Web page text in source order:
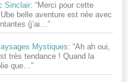
Sinclair: “Merci pour cette
belle aventure est née avec
(j’ai…”
Mystiques: “Ah ah oui,
très tendance ! Quand la
que…”